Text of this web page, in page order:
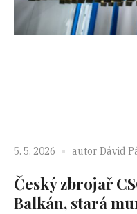
5. 5. 2026 autor Dávid
Český zbrojař
Balkán, stará